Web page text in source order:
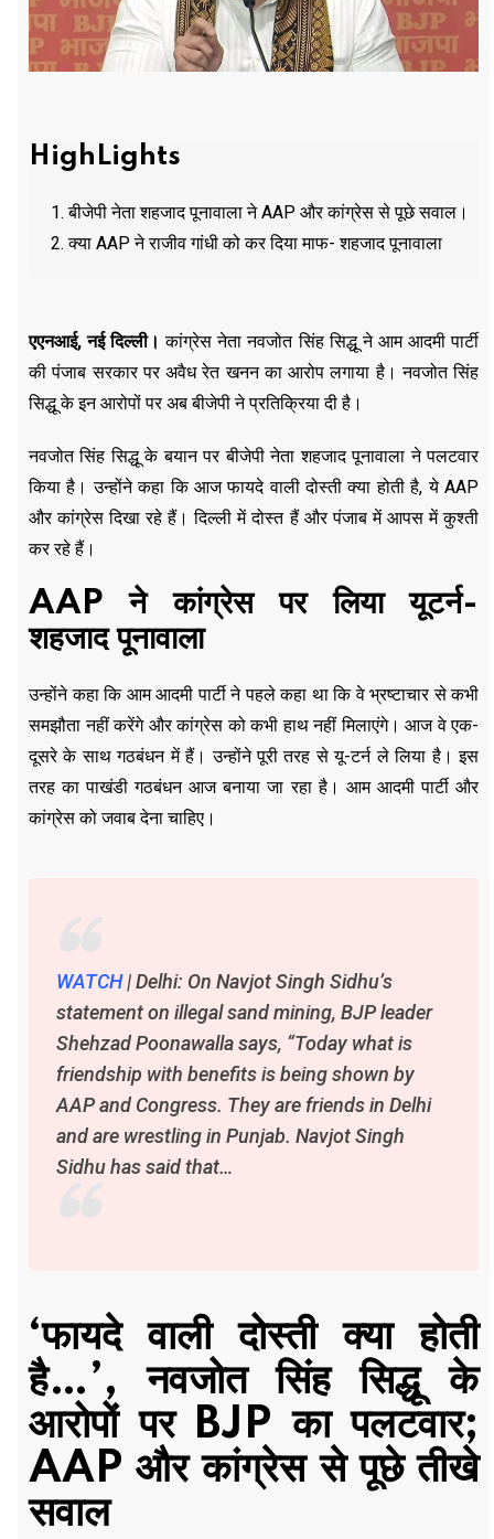
HighLights
बीजेपी नेता शहजाद पूनावाला ने AAP और कांग्रेस से पूछे सवाल।
क्या AAP ने राजीव गांधी को कर दिया माफ- शहजाद पूनावाला
एएनआई, नई दिल्ली। कांग्रेस नेता नवजोत सिंह सिद्धू ने आम आदमी पार्टी
की पंजाब सरकार पर अवैध रेत खनन का आरोप लगाया है। नवजोत सिंह
सिद्धू के इन आरोपों पर अब बीजेपी ने प्रतिक्रिया दी है।
नवजोत सिंह सिद्धू के बयान पर बीजेपी नेता शहजाद पूनावाला ने पलटवार
किया है। उन्होंने कहा कि आज फायदे वाली दोस्ती क्या होती है, ये AAP
और कांग्रेस दिखा रहे हैं। दिल्ली में दोस्त हैं और पंजाब में आपस में कुश्ती
कर रहे हैं।
AAP ने कांग्रेस पर लिया यूटर्न-
शहजाद पूनावाला
उन्होंने कहा कि आम आदमी पार्टी ने पहले कहा था कि वे भ्रष्टाचार से कभी
समझौता नहीं करेंगे और कांग्रेस को कभी हाथ नहीं मिलाएंगे। आज वे एक-
दूसरे के साथ गठबंधन में हैं। उन्होंने पूरी तरह से यू-टर्न ले लिया है। इस
तरह का पाखंडी गठबंधन आज बनाया जा रहा है। आम आदमी पार्टी और
कांग्रेस को जवाब देना चाहिए।
WATCH| Delhi: On Navjot Singh Sidhu’s
statement on illegal sand mining, BJP leader
Shehzad Poonawalla says, “Today what is
friendship with benefits is being shown by
AAP and Congress. They are friends in Delhi
and are wrestling in Punjab. Navjot Singh
Sidhu has said that…
‘फायदे वाली दोस्ती क्या होती
है…’, नवजोत सिंह सिद्धू के
आरोपों पर BJP का पलटवार;
AAP और कांग्रेस से पूछे तीखे
सवाल